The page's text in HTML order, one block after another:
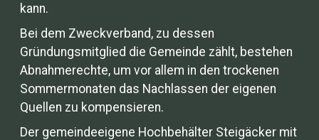
kann.
Bei dem Zweckverband, zu dessen
Gründungsmitglied die Gemeinde zählt, bestehen
Abnahmerechte, um vor allem in den trockenen
Sommermonaten das Nachlassen der eigenen
Quellen zu kompensieren.
Der gemeindeeigene Hochbehälter Steigäcker mit